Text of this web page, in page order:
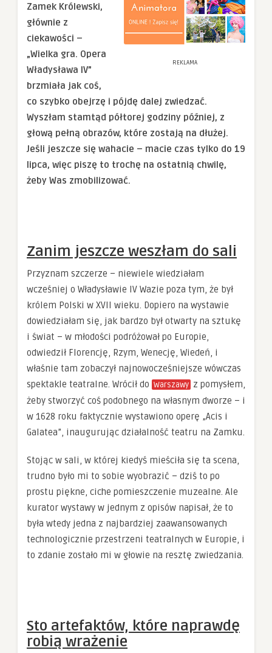
REKLAMA
Zamek Królewski,
głównie z
ciekawości –
„Wielka gra. Opera
Władysława IV”
brzmiała jak coś,
co szybko obejrzę i pójdę dalej zwiedzać.
Wyszłam stamtąd półtorej godziny później, z
głową pełną obrazów, które zostają na dłużej.
Jeśli jeszcze się wahacie – macie czas tylko do 19
lipca, więc piszę to trochę na ostatnią chwilę,
żeby Was zmobilizować.
Zanim jeszcze weszłam do sali
Przyznam szczerze – niewiele wiedziałam
wcześniej o Władysławie IV Wazie poza tym, że był
królem Polski w XVII wieku. Dopiero na wystawie
dowiedziałam się, jak bardzo był otwarty na sztukę
i świat – w młodości podróżował po Europie,
odwiedził Florencję, Rzym, Wenecję, Wiedeń, i
właśnie tam zobaczył najnowocześniejsze wówczas
spektakle teatralne. Wrócił do Warszawy z pomysłem,
żeby stworzyć coś podobnego na własnym dworze – i
w 1628 roku faktycznie wystawiono operę „Acis i
Galatea”, inaugurując działalność teatru na Zamku.
Stojąc w sali, w której kiedyś mieściła się ta scena,
trudno było mi to sobie wyobrazić – dziś to po
prostu piękne, ciche pomieszczenie muzealne. Ale
kurator wystawy w jednym z opisów napisał, że to
była wtedy jedna z najbardziej zaawansowanych
technologicznie przestrzeni teatralnych w Europie, i
to zdanie zostało mi w głowie na resztę zwiedzania.
Sto artefaktów, które naprawdę
robią wrażenie